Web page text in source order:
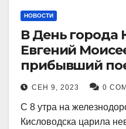
НОВОСТИ
В День города
Евгений
прибывший
СЕН 9, 2023 0
С 8 утра на
Кисловодска царила